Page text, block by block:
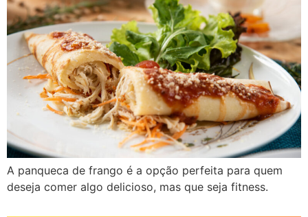
A panqueca de frango é a opção perfeita para quem
deseja comer algo delicioso, mas que seja fitness.